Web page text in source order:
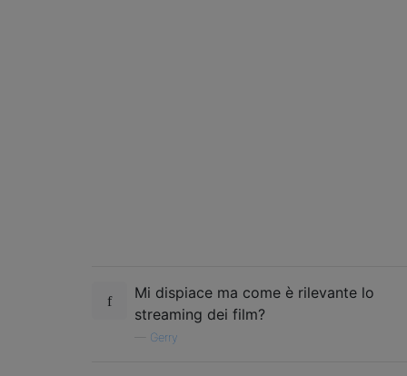
Mi dispiace ma come è rilevante lo
streaming dei film?
Gerry